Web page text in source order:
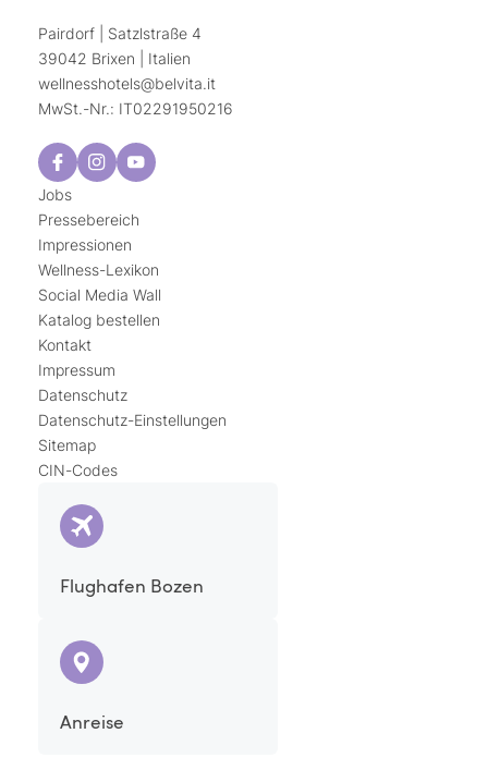
Pairdorf | Satzlstraße 4
39042 Brixen | Italien
wellnesshotels@belvita.it
MwSt.-Nr.: IT02291950216
Jobs
Pressebereich
Impressionen
Wellness-Lexikon
Social Media Wall
Katalog bestellen
Kontakt
Impressum
Datenschutz
Datenschutz-Einstellungen
Sitemap
CIN-Codes
Flughafen Bozen
Anreise